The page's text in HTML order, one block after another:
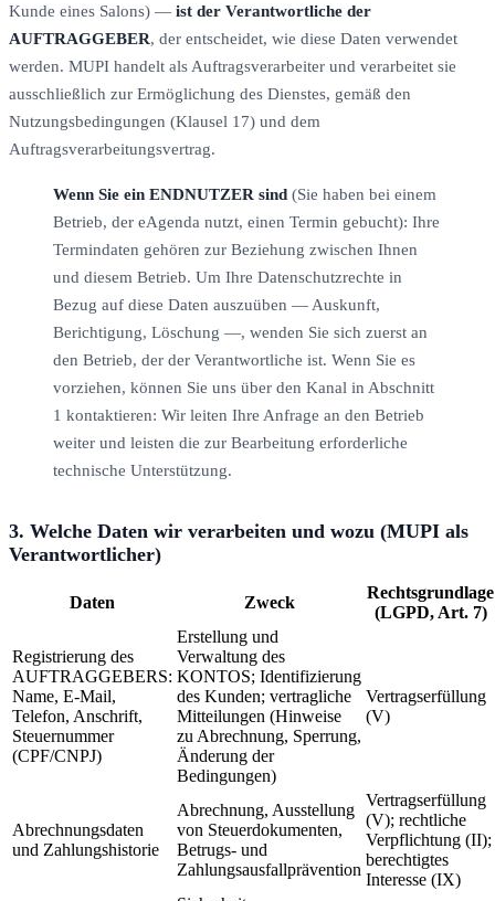
Kunde eines Salons) — ist der Verantwortliche der
AUFTRAGGEBER, der entscheidet, wie diese Daten verwendet
werden. MUPI handelt als Auftragsverarbeiter und verarbeitet sie
ausschließlich zur Ermöglichung des Dienstes, gemäß den
Nutzungsbedingungen (Klausel 17) und dem
Auftragsverarbeitungsvertrag.
Wenn Sie ein ENDNUTZER sind (Sie haben bei einem
Betrieb, der eAgenda nutzt, einen Termin gebucht): Ihre
Termindaten gehören zur Beziehung zwischen Ihnen
und diesem Betrieb. Um Ihre Datenschutzrechte in
Bezug auf diese Daten auszuüben — Auskunft,
Berichtigung, Löschung —, wenden Sie sich zuerst an
den Betrieb, der der Verantwortliche ist. Wenn Sie es
vorziehen, können Sie uns über den Kanal in Abschnitt
1 kontaktieren: Wir leiten Ihre Anfrage an den Betrieb
weiter und leisten die zur Bearbeitung erforderliche
technische Unterstützung.
3. Welche Daten wir verarbeiten und wozu (MUPI als
Verantwortlicher)
Daten Zweck
Rechtsgrundlage
(LGPD, Art. 7)
Registrierung des
AUFTRAGGEBERS:
Name, E-Mail,
Telefon, Anschrift,
Steuernummer
(CPF/CNPJ)
Erstellung und
Verwaltung des
KONTOS; Identifizierung
des Kunden; vertragliche
Mitteilungen (Hinweise
zu Abrechnung, Sperrung,
Änderung der
Bedingungen)
Vertragserfüllung
(V)
Abrechnungsdaten
und Zahlungshistorie
Abrechnung, Ausstellung
von Steuerdokumenten,
Betrugs- und
Zahlungsausfallprävention
Vertragserfüllung
(V); rechtliche
Verpflichtung (II);
berechtigtes
Interesse (IX)